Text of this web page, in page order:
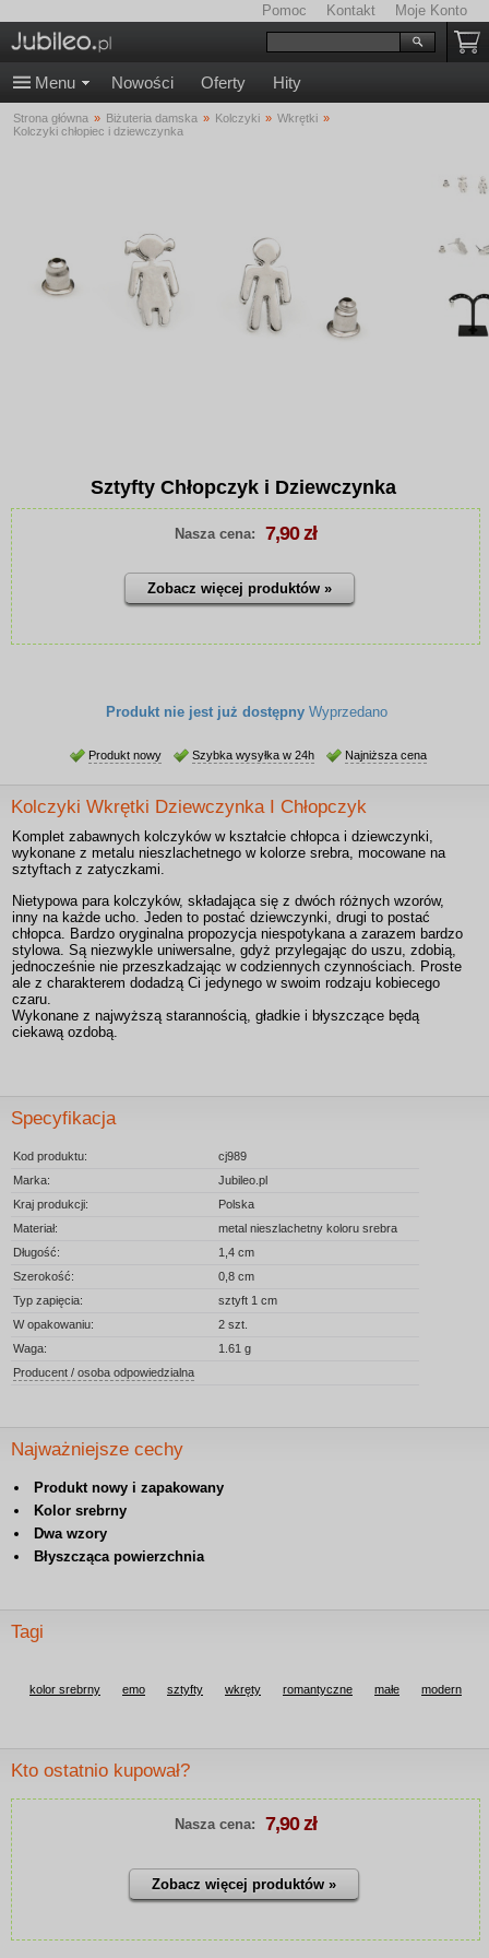
Pomoc Kontakt Moje Konto
Menu Nowości Oferty Hity
Strona główna » Biżuteria damska » Kolczyki » Wkrętki »
Kolczyki chłopiec i dziewczynka
Sztyfty Chłopczyk i Dziewczynka
Nasza cena: 7,90 zł
Zobacz więcej produktów »
Produkt nie jest już dostępny Wyprzedano
Produkt nowy Szybka wysyłka w 24h Najniższa cena
Kolczyki Wkrętki Dziewczynka I Chłopczyk
Komplet zabawnych kolczyków w kształcie chłopca i dziewczynki,
wykonane z metalu nieszlachetnego w kolorze srebra, mocowane na
sztyftach z zatyczkami.
Nietypowa para kolczyków, składająca się z dwóch różnych wzorów,
inny na każde ucho. Jeden to postać dziewczynki, drugi to postać
chłopca. Bardzo oryginalna propozycja niespotykana a zarazem bardzo
stylowa. Są niezwykle uniwersalne, gdyż przylegając do uszu, zdobią,
jednocześnie nie przeszkadzając w codziennych czynnościach. Proste
ale z charakterem dodadzą Ci jedynego w swoim rodzaju kobiecego
czaru.
Wykonane z najwyższą starannością, gładkie i błyszczące będą
ciekawą ozdobą.
Specyfikacja
Kod produktu:
cj989
Marka:
Jubileo.pl
Kraj produkcji:
Polska
Materiał:
metal nieszlachetny koloru srebra
Długość:
1,4 cm
Szerokość:
0,8 cm
Typ zapięcia:
sztyft 1 cm
W opakowaniu:
2 szt.
Waga:
1.61 g
Producent / osoba odpowiedzialna
Najważniejsze cechy
Produkt nowy i zapakowany
Kolor srebrny
Dwa wzory
Błyszcząca powierzchnia
Tagi
kolor srebrny emo sztyfty wkręty romantyczne małe modern
Kto ostatnio kupował?
Nasza cena: 7,90 zł
Zobacz więcej produktów »